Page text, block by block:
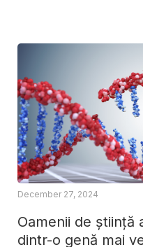
Oamenii de știință
dintr-o genă mai
December 27, 2024